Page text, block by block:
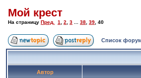
Мой крест
На страницу Пред. 1 2 3 38 39 40
Список
Автор